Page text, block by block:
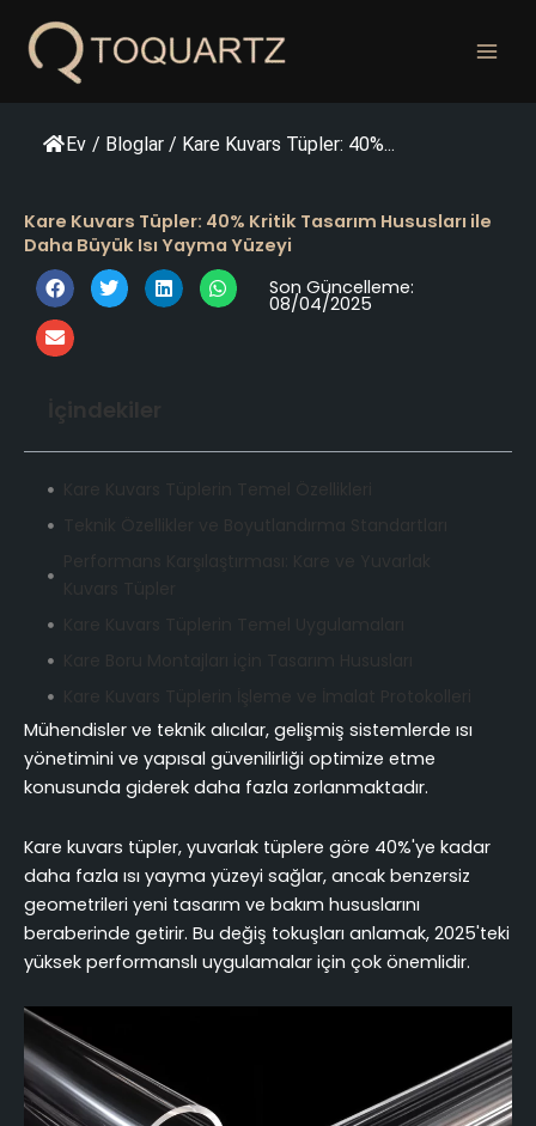
geç
Ev / Bloglar / Kare Kuvars Tüpler: 40%...
Kare Kuvars Tüpler: 40% Kritik Tasarım Hususları ile
Daha Büyük Isı Yayma Yüzeyi
Son Güncelleme:
08/04/2025
Kare Kuvars Tüpler için En İyi Kurulum ve Bakım
Uygulamaları
Kare Kuvars Tüpler için Tedarikçi Değerlendirme
Fayda-Maliyet Analizi ve Kare Kuvars Tüplerin
Tedariki
Sonuç: Kare Kuvars Tüp Çözümlerinin Uygulanması
Teknik ve Operasyonel SSS
Mühendisler ve teknik alıcılar, gelişmiş sistemlerde ısı
yönetimini ve yapısal güvenilirliği optimize etme
konusunda giderek daha fazla zorlanmaktadır.
Kare kuvars tüpler, yuvarlak tüplere göre 40%'ye kadar
daha fazla ısı yayma yüzeyi sağlar, ancak benzersiz
geometrileri yeni tasarım ve bakım hususlarını
beraberinde getirir. Bu değiş tokuşları anlamak, 2025'teki
yüksek performanslı uygulamalar için çok önemlidir.